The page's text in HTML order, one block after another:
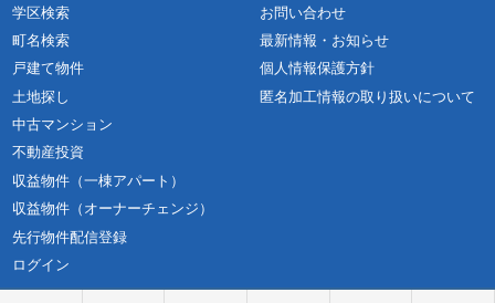
学区検索
町名検索
戸建て物件
土地探し
中古マンション
不動産投資
収益物件（一棟アパート）
収益物件（オーナーチェンジ）
先行物件配信登録
ログイン
お問い合わせ
最新情報・お知らせ
個人情報保護方針
匿名加工情報の取り扱いについて